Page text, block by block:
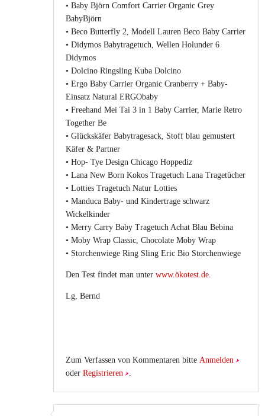
• Baby Björn Comfort Carrier Organic Grey
BabyBjörn
• Beco Butterfly 2, Modell Lauren Beco Baby Carrier
• Didymos Babytragetuch, Wellen Holunder 6
Didymos
• Dolcino Ringsling Kuba Dolcino
• Ergo Baby Carrier Organic Cranberry + Baby-
Einsatz Natural ERGObaby
• Freehand Mei Tai 3 in 1 Baby Carrier, Marie Retro
Together Be
• Glückskäfer Babytragesack, Stoff blau gemustert
Käfer & Partner
• Hop- Tye Design Chicago Hoppediz
• Lana New Born Kokos Tragetuch Lana Tragetücher
• Lotties Tragetuch Natur Lotties
• Manduca Baby- und Kindertrage schwarz
Wickelkinder
• Merry Carry Baby Tragetuch Achat Blau Bebina
• Moby Wrap Classic, Chocolate Moby Wrap
• Storchenwiege Ring Sling Eric Bio Storchenwiege
Den Test findet man unter www.ökotest.de.
Lg, Bernd
Zum Verfassen von Kommentaren bitte Anmelden
oder Registrieren